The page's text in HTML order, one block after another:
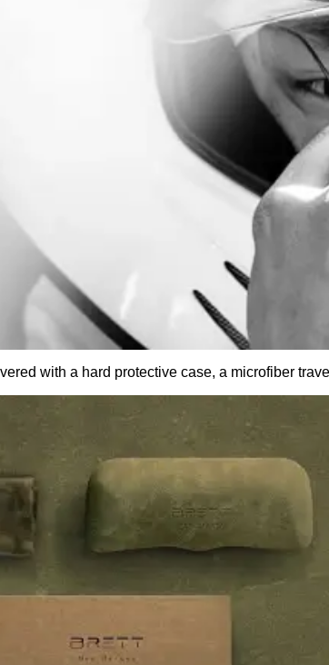
with a hard protective case, a microfiber